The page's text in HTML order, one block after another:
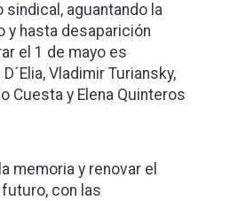
aguantando la
y hasta desaparición
el 1 de mayo es
Vladimir Turiansky,
Cuesta y Elena Quinteros
memoria y renovar el
con las